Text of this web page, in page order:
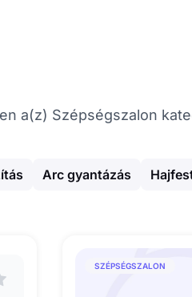
a(z) Szépségszalon
Arc gyantázás
SZÉPSÉGSZALON